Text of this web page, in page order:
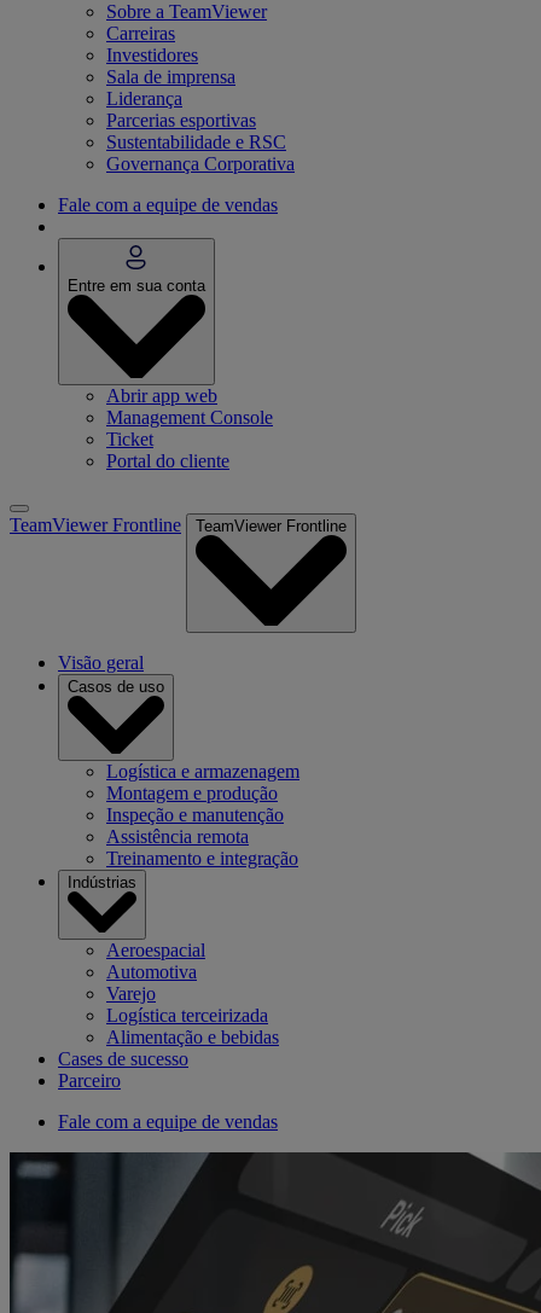
Sobre a TeamViewer
Carreiras
Investidores
Sala de imprensa
Liderança
Parcerias esportivas
Sustentabilidade e RSC
Governança Corporativa
Fale com a equipe de vendas
Entre em sua conta
Abrir app web
Management Console
Ticket
Portal do cliente
TeamViewer Frontline TeamViewer Frontline
Visão geral
Casos de uso
Logística e armazenagem
Montagem e produção
Inspeção e manutenção
Assistência remota
Treinamento e integração
Indústrias
Aeroespacial
Automotiva
Varejo
Logística terceirizada
Alimentação e bebidas
Cases de sucesso
Parceiro
Fale com a equipe de vendas